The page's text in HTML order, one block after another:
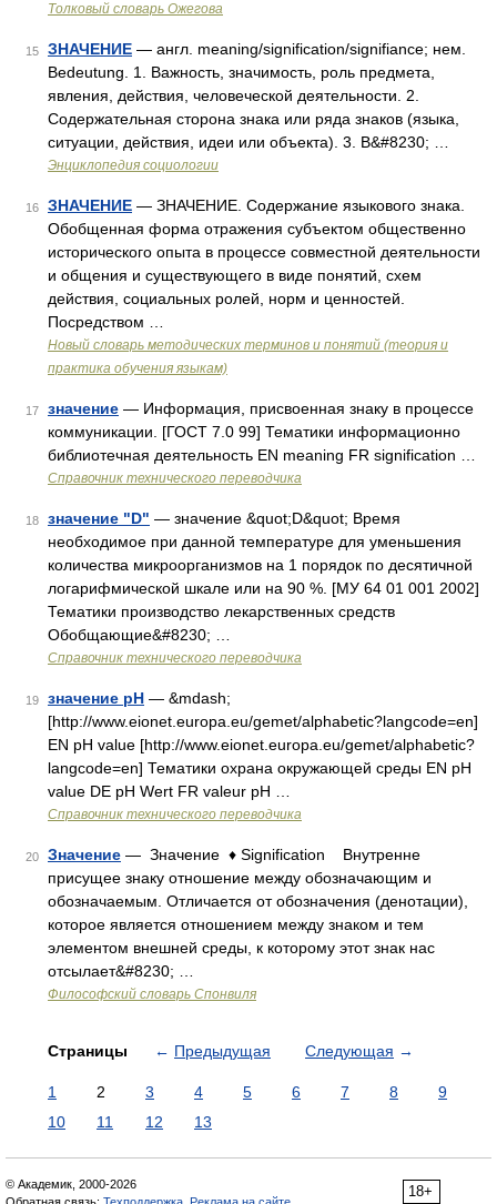
Толковый словарь Ожегова
15 ЗНАЧЕНИЕ — англ. meaning/signification/signifiance; нем.
Bedeutung. 1. Важность, значимость, роль предмета,
явления, действия, человеческой деятельности. 2.
Содержательная сторона знака или ряда знаков (языка,
ситуации, действия, идеи или объекта). 3. В&#8230; …
Энциклопедия социологии
16 ЗНАЧЕНИЕ — ЗНАЧЕНИЕ. Содержание языкового знака.
Обобщенная форма отражения субъектом общественно
исторического опыта в процессе совместной деятельности
и общения и существующего в виде понятий, схем
действия, социальных ролей, норм и ценностей.
Посредством …
Новый словарь методических терминов и понятий (теория и
практика обучения языкам)
17 значение — Информация, присвоенная знаку в процессе
коммуникации. [ГОСТ 7.0 99] Тематики информационно
библиотечная деятельность EN meaning FR signification …
Справочник технического переводчика
18 значение "D" — значение &quot;D&quot; Время
необходимое при данной температуре для уменьшения
количества микроорганизмов на 1 порядок по десятичной
логарифмической шкале или на 90 %. [МУ 64 01 001 2002]
Тематики производство лекарственных средств
Обобщающие&#8230; …
Справочник технического переводчика
19 значение pH — &mdash;
[http://www.eionet.europa.eu/gemet/alphabetic?langcode=en]
EN pH value [http://www.eionet.europa.eu/gemet/alphabetic?
langcode=en] Тематики охрана окружающей среды EN pH
value DE pH Wert FR valeur pH …
Справочник технического переводчика
20 Значение — Значение ♦ Signification Внутренне
присущее знаку отношение между обозначающим и
обозначаемым. Отличается от обозначения (денотации),
которое является отношением между знаком и тем
элементом внешней среды, к которому этот знак нас
отсылает&#8230; …
Философский словарь Спонвиля
Страницы ← Предыдущая Следующая →
1 2 3 4 5 6 7 8
9
10
11 12 13
18+
© Академик, 2000-2026